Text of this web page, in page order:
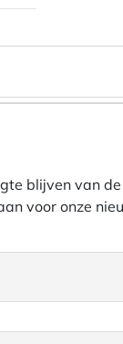
blijven van
voor onze